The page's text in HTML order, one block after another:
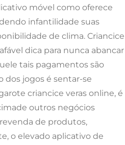
móvel como oferece
infantilidade suas
de clima. Criancice
dica para nunca abancar
tais pagamentos são
dos jogos é sentar-se
criancice veras online, é
outros negócios
de produtos,
o elevado aplicativo de